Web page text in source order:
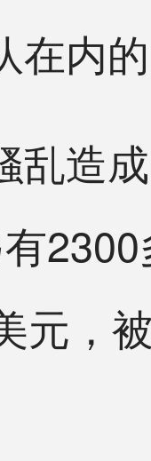
在内
造成
元，